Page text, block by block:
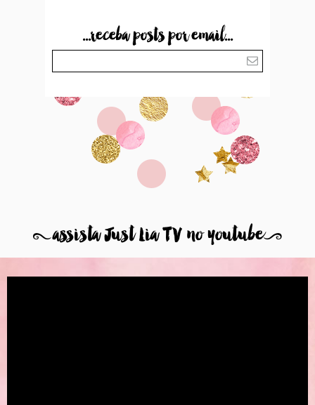
...receba posts por email...
8assista Just Lia TV no youtube9